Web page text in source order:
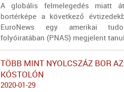
A globális felmelegedés miatt
bortérképe a következő
EuroNews egy amerikai
folyóiratában (PNAS) megjelent
TÖBB MINT NYOLCSZÁZ BOR
KÓSTOLÓN
2020-01-29